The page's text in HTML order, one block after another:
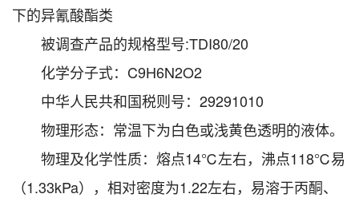
下的异氰酸酯类
被调查产品的规格型号:TDI80/20
化学分子式：C9H6N2O2
中华人民共和国税则号：29291010
物理形态：常温下为白色或浅黄色透明的液体。
物理及化学性质：熔点14℃左右，沸点118℃易
（1.33kPa），相对密度为1.22左右，易溶于丙酮、